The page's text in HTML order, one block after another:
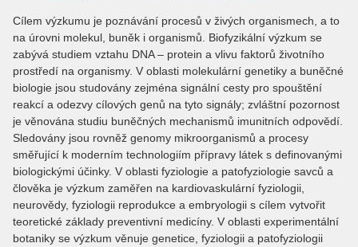
Cílem výzkumu je poznávání procesů v živých organismech, a to
na úrovni molekul, buněk i organismů. Biofyzikální výzkum se
zabývá studiem vztahu DNA – protein a vlivu faktorů životního
prostředí na organismy. V oblasti molekulární genetiky a buněčné
biologie jsou studovány zejména signální cesty pro spouštění
reakcí a odezvy cílových genů na tyto signály; zvláštní pozornost
je věnována studiu buněčných mechanismů imunitních odpovědí.
Sledovány jsou rovněž genomy mikroorganismů a procesy
směřující k moderním technologiím přípravy látek s definovanými
biologickými účinky. V oblasti fyziologie a patofyziologie savců a
člověka je výzkum zaměřen na kardiovaskulární fyziologii,
neurovědy, fyziologii reprodukce a embryologii s cílem vytvořit
teoretické základy preventivní medicíny. V oblasti experimentální
botaniky se výzkum věnuje genetice, fyziologii a patofyziologii